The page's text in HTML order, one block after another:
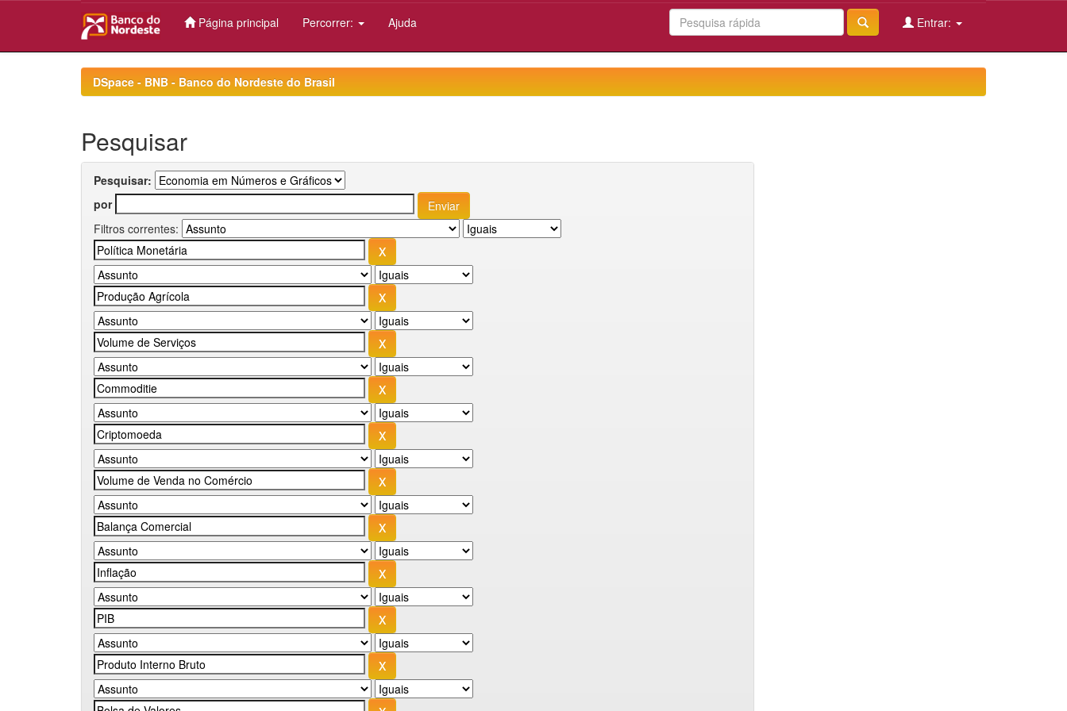
Página principal Percorrer: Ajuda Entrar:
DSpace - BNB - Banco do Nordeste do Brasil
Pesquisar
Pesquisar:
por
Filtros correntes: